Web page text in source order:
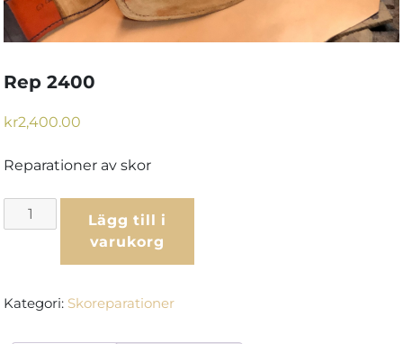
Rep 2400
kr2,400.00
Reparationer av skor
Rep
2400
Lägg till i
varukorg
Kategori: Skoreparationer